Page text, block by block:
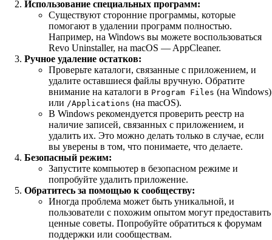
Использование специальных программ:
Существуют сторонние программы, которые
помогают в удалении программ полностью.
Например, на Windows вы можете воспользоваться
Revo Uninstaller, на macOS — AppCleaner.
Ручное удаление остатков:
Проверьте каталоги, связанные с приложением, и
удалите оставшиеся файлы вручную. Обратите
внимание на каталоги в Program Files (на Windows)
или /Applications (на macOS).
В Windows рекомендуется проверить реестр на
наличие записей, связанных с приложением, и
удалить их. Это можно делать только в случае, если
вы уверены в том, что понимаете, что делаете.
Безопасный режим:
Запустите компьютер в безопасном режиме и
попробуйте удалить приложение.
Обратитесь за помощью к сообществу:
Иногда проблема может быть уникальной, и
пользователи с похожим опытом могут предоставить
ценные советы. Попробуйте обратиться к форумам
поддержки или сообществам.